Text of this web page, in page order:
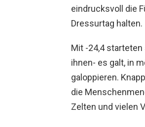
eindrucksvoll die
Dressurtag halten.
Mit -24,4
ihnen- es galt, in
galoppieren.
die
Zelten und vielen